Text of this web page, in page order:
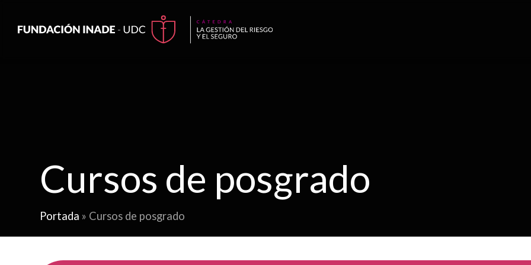
Cursos de posgrado
Portada » Cursos de posgrado